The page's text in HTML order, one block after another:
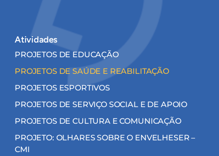
Atividades
PROJETOS DE EDUCAÇÃO
PROJETOS DE SAÚDE E REABILITAÇÃO
PROJETOS ESPORTIVOS
PROJETOS DE SERVIÇO SOCIAL E DE APOIO
PROJETOS DE CULTURA E COMUNICAÇÃO
PROJETO: OLHARES SOBRE O ENVELHESER –
CMI